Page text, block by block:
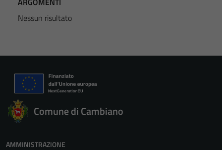
Nessun risultato
Comune di Cambiano
AMMINISTRAZIONE